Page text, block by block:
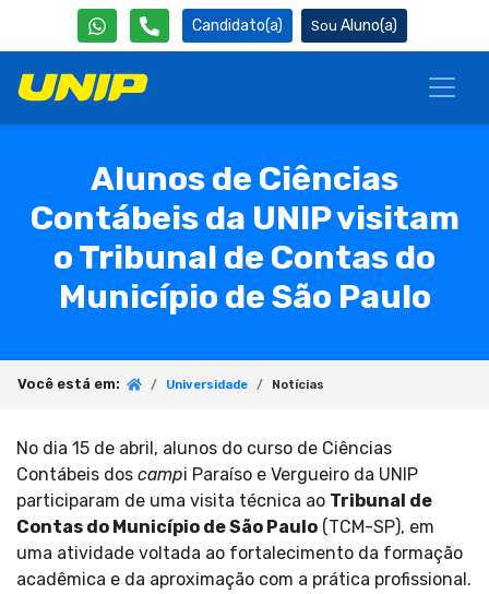
Candidato(a) Aluno(a)
Alunos de Ciências
Contábeis da UNIP visitam
o Tribunal de Contas do
Município de São Paulo
Você está em: Universidade Notícias
No dia 15 de abril, alunos do curso de Ciências
Contábeis dos campi Paraíso e Vergueiro da UNIP
participaram de uma visita técnica ao Tribunal de
Contas do Município de São Paulo (TCM-SP), em
uma atividade voltada ao fortalecimento da formação
acadêmica e da aproximação com a prática profissional.